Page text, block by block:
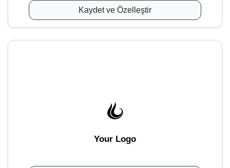
Kaydet ve Özelleştir
Your Logo